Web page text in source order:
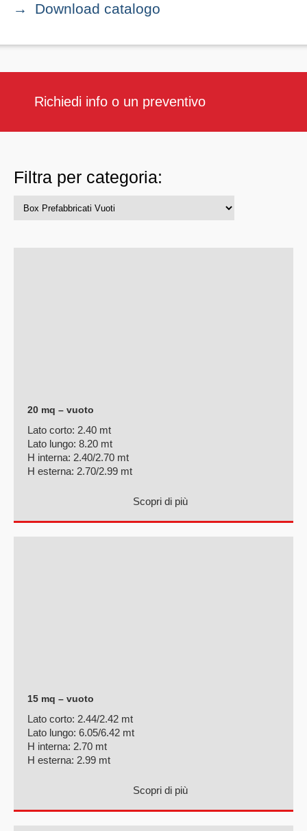
Download catalogo
Richiedi info o un preventivo
Filtra per categoria:
20 mq – vuoto
Lato corto: 2.40 mt
Lato lungo: 8.20 mt
H interna: 2.40/2.70 mt
H esterna: 2.70/2.99 mt
Scopri di più
15 mq – vuoto
Lato corto: 2.44/2.42 mt
Lato lungo: 6.05/6.42 mt
H interna: 2.70 mt
H esterna: 2.99 mt
Scopri di più